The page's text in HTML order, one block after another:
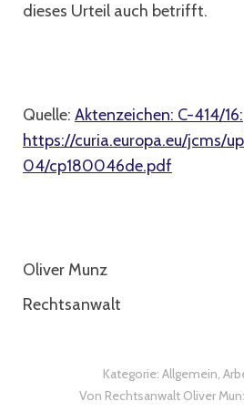
dieses Urteil auch betrifft.
Quelle: Aktenzeichen: C-414/16:
https://curia.europa.eu/jcms/
04/cp180046de.pdf
Oliver Munz
Rechtsanwalt
Kategorie: Allgemein,
Von Rechtsanwalt Oliver